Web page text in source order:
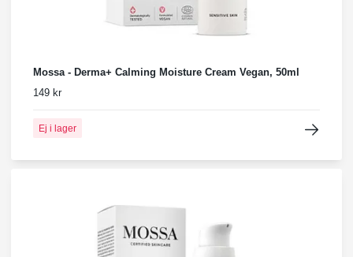
Mossa - Derma+ Calming Moisture Cream Vegan, 50ml
149 kr
Ej i lager